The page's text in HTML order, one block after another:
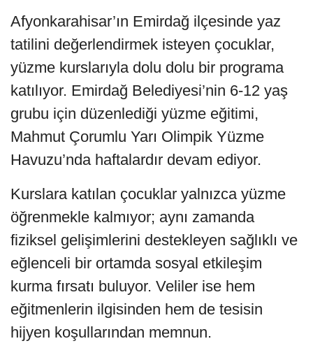
Afyonkarahisar’ın Emirdağ ilçesinde yaz
tatilini değerlendirmek isteyen çocuklar,
yüzme kurslarıyla dolu dolu bir programa
katılıyor. Emirdağ Belediyesi’nin 6-12 yaş
grubu için düzenlediği yüzme eğitimi,
Mahmut Çorumlu Yarı Olimpik Yüzme
Havuzu’nda haftalardır devam ediyor.
Kurslara katılan çocuklar yalnızca yüzme
öğrenmekle kalmıyor; aynı zamanda
fiziksel gelişimlerini destekleyen sağlıklı ve
eğlenceli bir ortamda sosyal etkileşim
kurma fırsatı buluyor. Veliler ise hem
eğitmenlerin ilgisinden hem de tesisin
hijyen koşullarından memnun.